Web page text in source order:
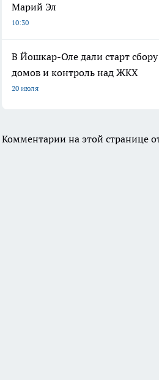
Марий Эл
10:30
В Йошкар-Оле дали старт
домов и контроль над ЖКХ
20 июля
Комментарии на этой странице